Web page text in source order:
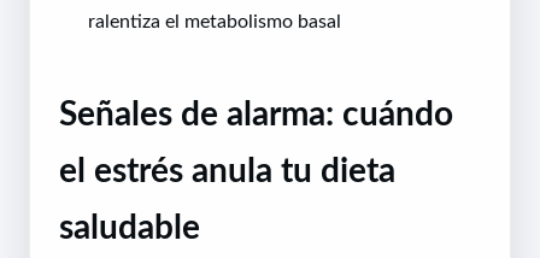
ralentiza el metabolismo basal
Señales de alarma: cuándo
el estrés anula tu dieta
saludable